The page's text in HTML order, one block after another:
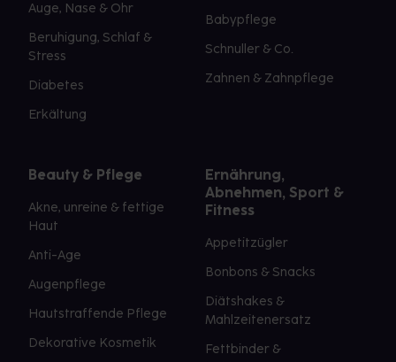
Auge, Nase & Ohr
Beruhigung, Schlaf &
Stress
Diabetes
Erkältung
Babypflege
Schnuller & Co.
Zahnen & Zahnpflege
Beauty & Pflege
Akne, unreine & fettige
Haut
Anti-Age
Augenpflege
Hautstraffende Pflege
Dekorative Kosmetik
Ernährung,
Abnehmen, Sport &
Fitness
Appetitzügler
Bonbons & Snacks
Diätshakes &
Mahlzeitenersatz
Fettbinder &